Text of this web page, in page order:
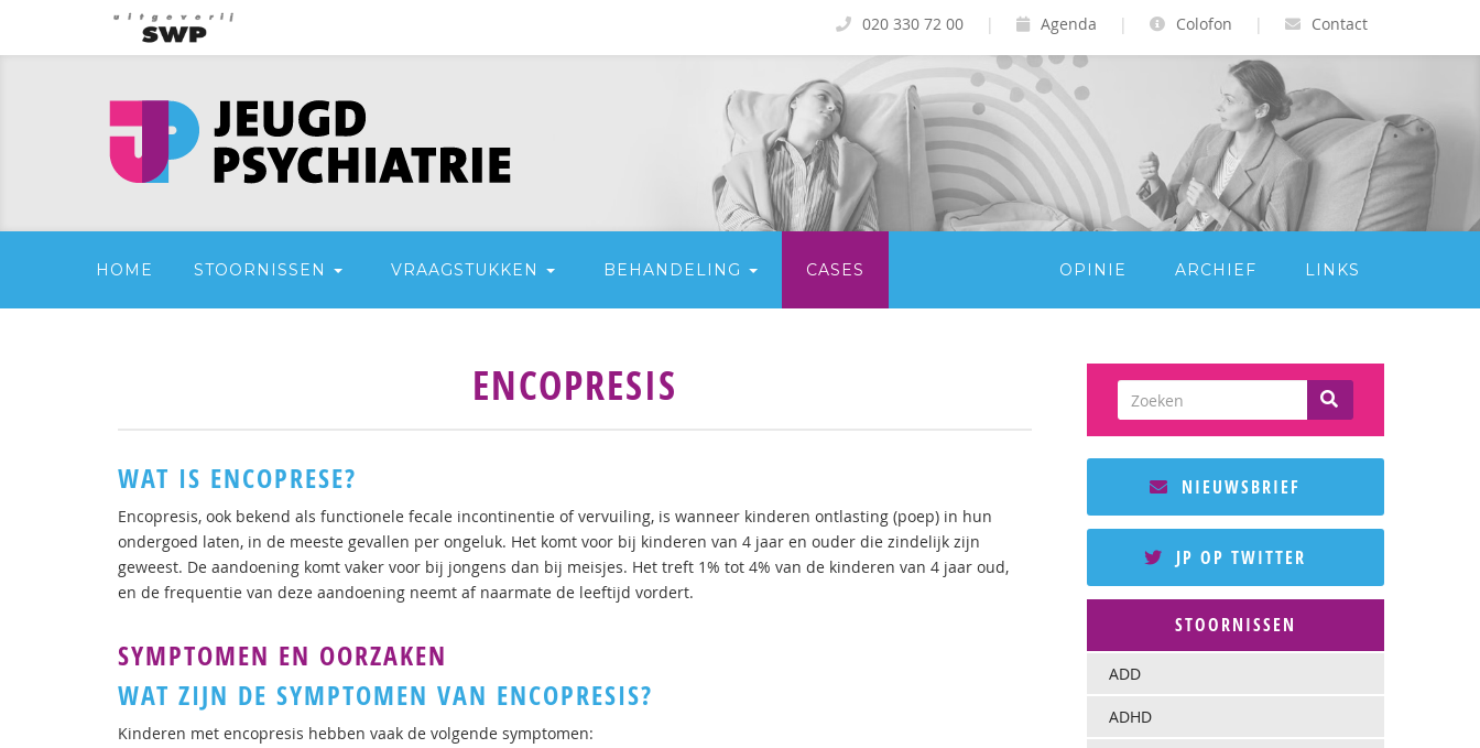
Contact
|
Colofon
|
Agenda
|
020 330 72 00
HOME STOORNISSEN VRAAGSTUKKEN BEHANDELING CASES OPINIE ARCHIEF LINKS
ENCOPRESIS
WAT IS ENCOPRESE?
Encopresis, ook bekend als functionele fecale incontinentie of vervuiling, is wanneer kinderen ontlasting (poep) in hun
ondergoed laten, in de meeste gevallen per ongeluk. Het komt voor bij kinderen van 4 jaar en ouder die zindelijk zijn
geweest. De aandoening komt vaker voor bij jongens dan bij meisjes. Het treft 1% tot 4% van de kinderen van 4 jaar oud,
en de frequentie van deze aandoening neemt af naarmate de leeftijd vordert.
SYMPTOMEN EN OORZAKEN
WAT ZIJN DE SYMPTOMEN VAN ENCOPRESIS?
Kinderen met encopresis hebben vaak de volgende symptomen:
NIEUWSBRIEF
JP OP TWITTER
STOORNISSEN
ADD
ADHD